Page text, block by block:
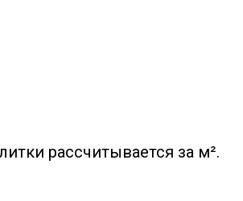
рассчитывается за м².